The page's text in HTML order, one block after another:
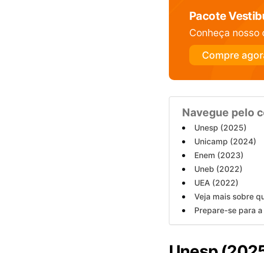
Pacote
Conheça nosso
Compre
Navegue pelo
Unesp (2025)
Unicamp (2024)
Enem (2023)
Uneb (2022)
UEA (2022)
Veja mais sobre
Prepare-se para